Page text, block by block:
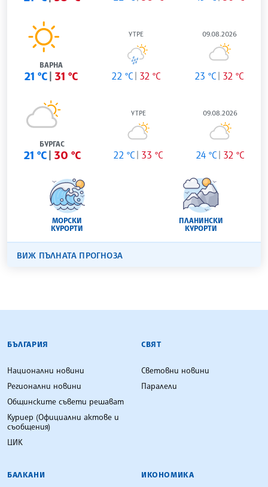
ВАРНА
21 °C 31 °C
УТРЕ
22 °C 32 °C
09.08.2026
23 °C 32 °C
БУРГАС
21 °C 30 °C
УТРЕ
22 °C 33 °C
09.08.2026
24 °C 32 °C
МОРСКИ
КУРОРТИ
ПЛАНИНСКИ
КУРОРТИ
ВИЖ ПЪЛНАТА ПРОГНОЗА
БЪЛГАРСКА ТЕЛЕГРАФНА АГЕНЦИЯ
БЪЛГАРИЯ
Национални новини
Регионални новини
Общинските съвети решават
Куриер (Официални актове и
съобщения)
ЦИК
СВЯТ
Световни новини
Паралели
БАЛКАНИ ИКОНОМИКА